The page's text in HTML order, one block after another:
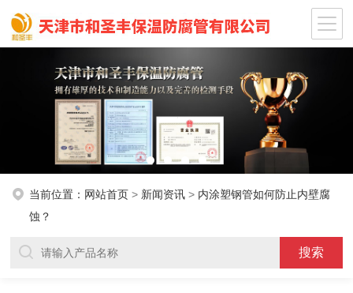
当前位置： 网站首页 > 新闻资讯 > 内涂塑钢管如何防止内壁腐
蚀？